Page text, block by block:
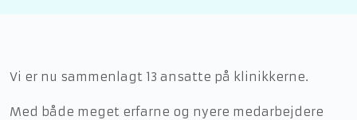
Vi er nu sammenlagt 13 ansatte på klinikkerne.
​Med både meget erfarne og nyere medarbejdere